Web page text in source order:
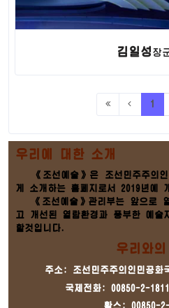
김일성장
1
우리에 대한 소개
《조선예술》은 조선민주주의인
게 소개하는 홈페지로서 2019년에
《조선예술》관리부는 앞으로
고 개선된 열람환경과 풍부한 예술
할것입니다.
우리와의
주소: 조선민주주의인민공
국제전화: 00850-2-
확스: 00850-